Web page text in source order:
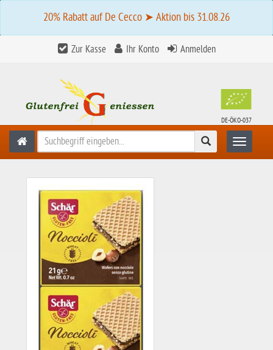
20% Rabatt auf De Cecco ➤ Aktion bis 31.08.26
Zur Kasse Ihr Konto Anmelden
DE-ÖKO-037
Suchen Toggle